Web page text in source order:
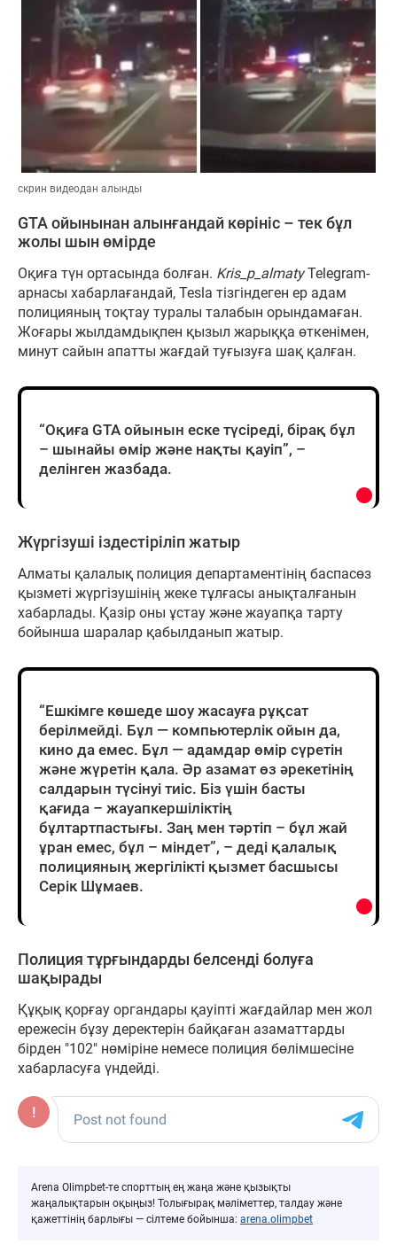
скрин видеодан алынды
GTA ойынынан алынғандай көрініс – тек бұл
жолы шын өмірде
Оқиға түн ортасында болған. Kris_p_almatyTelegram-
арнасы хабарлағандай, Tesla тізгіндеген ер адам
полицияның тоқтау туралы талабын орындамаған.
Жоғары жылдамдықпен қызыл жарыққа өткенімен,
минут сайын апатты жағдай туғызуға шақ қалған.
“Оқиға GTA ойынын еске түсіреді, бірақ бұл
– шынайы өмір және нақты қауіп”, –
делінген жазбада.
Жүргізуші іздестіріліп жатыр
Алматы қалалық полиция департаментінің баспасөз
қызметі жүргізушінің жеке тұлғасы анықталғанын
хабарлады. Қазір оны ұстау және жауапқа тарту
бойынша шаралар қабылданып жатыр.
“Ешкімге көшеде шоу жасауға рұқсат
берілмейді. Бұл — компьютерлік ойын да,
кино да емес. Бұл — адамдар өмір сүретін
және жүретін қала. Әр азамат өз әрекетінің
салдарын түсінуі тиіс. Біз үшін басты
қағида – жауапкершіліктің
бұлтартпастығы. Заң мен тәртіп – бұл жай
ұран емес, бұл – міндет”, – деді қалалық
полицияның жергілікті қызмет басшысы
Серік Шұмаев.
Полиция тұрғындарды белсенді болуға
шақырады
Құқық қорғау органдары қауіпті жағдайлар мен жол
ережесін бұзу деректерін байқаған азаматтарды
бірден "102" нөміріне немесе полиция бөлімшесіне
хабарласуға үндейді.
Arena Olimpbet-те спорттың ең жаңа және қызықты
жаңалықтарын оқыңыз! Толығырақ мәліметтер, талдау және
қажеттінің барлығы — сілтеме бойынша: arena.olimpbet